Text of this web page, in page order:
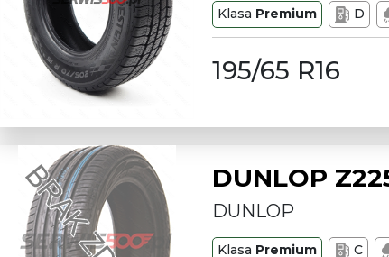
Klasa Premium D
195/65 R16
DUNLOP
DUNLOP
Klasa Premium C